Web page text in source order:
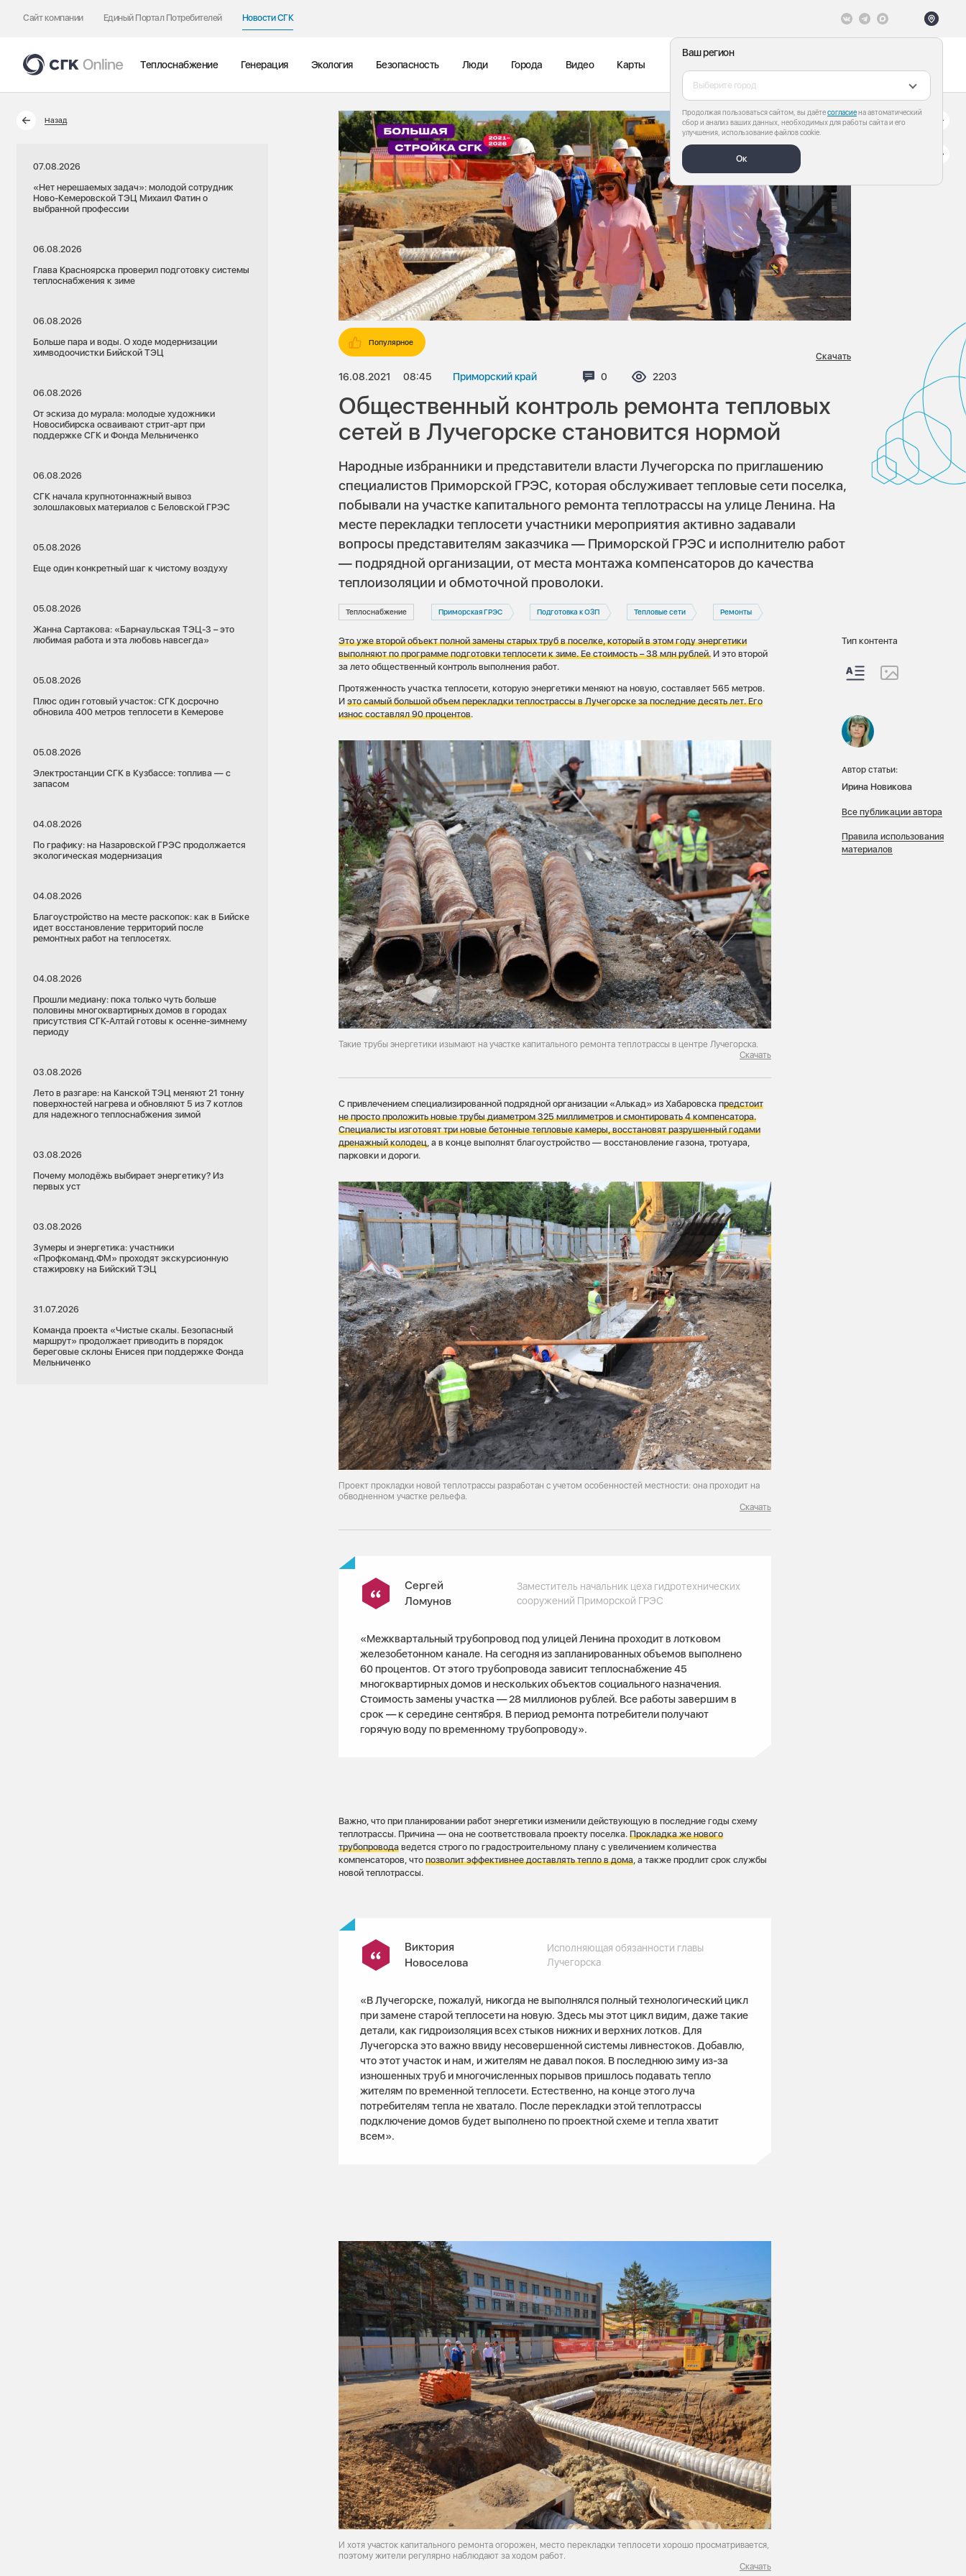
Сайт компании Единый Портал Потребителей Новости СГК
Ваш регион
Выберите город
Продолжая пользоваться сайтом, вы даётесогласиена автоматический
сбор и анализ ваших данных, необходимых для работы сайта и его
улучшения, использование файлов cookie.
Ок
Теплоснабжение Генерация Экология Безопасность Люди Города Видео Карты
Назад
07.08.2026
«Нет нерешаемых задач»: молодой сотрудник
Ново-Кемеровской ТЭЦ Михаил Фатин о
выбранной профессии
06.08.2026
Глава Красноярска проверил подготовку системы
теплоснабжения к зиме
06.08.2026
Больше пара и воды. О ходе модернизации
химводоочистки Бийской ТЭЦ
06.08.2026
От эскиза до мурала: молодые художники
Новосибирска осваивают стрит-арт при
поддержке СГК и Фонда Мельниченко
06.08.2026
СГК начала крупнотоннажный вывоз
золошлаковых материалов с Беловской ГРЭС
05.08.2026
Еще один конкретный шаг к чистому воздуху
05.08.2026
Жанна Сартакова: «Барнаульская ТЭЦ-3 – это
любимая работа и эта любовь навсегда»
05.08.2026
Плюс один готовый участок: СГК досрочно
обновила 400 метров теплосети в Кемерове
05.08.2026
Электростанции СГК в Кузбассе: топлива — с
запасом
04.08.2026
По графику: на Назаровской ГРЭС продолжается
экологическая модернизация
04.08.2026
Благоустройство на месте раскопок: как в Бийске
идет восстановление территорий после
ремонтных работ на теплосетях.
04.08.2026
Прошли медиану: пока только чуть больше
половины многоквартирных домов в городах
присутствия СГК-Алтай готовы к осенне-зимнему
периоду
03.08.2026
Лето в разгаре: на Канской ТЭЦ меняют 21 тонну
поверхностей нагрева и обновляют 5 из 7 котлов
для надежного теплоснабжения зимой
03.08.2026
Почему молодёжь выбирает энергетику? Из
первых уст
03.08.2026
Зумеры и энергетика: участники
«Профкоманд.ФМ» проходят экскурсионную
стажировку на Бийский ТЭЦ
31.07.2026
Команда проекта «Чистые скалы. Безопасный
маршрут» продолжает приводить в порядок
береговые склоны Енисея при поддержке Фонда
Мельниченко
Популярное
16.08.2021 08:45 Приморский край Комментариев:
0 Просмотров:
2203
Скачать
Общественный контроль ремонта тепловых
сетей в Лучегорске становится нормой
Народные избранники и представители власти Лучегорска по приглашению
специалистов Приморской ГРЭС, которая обслуживает тепловые сети поселка,
побывали на участке капитального ремонта теплотрассы на улице Ленина. На
месте перекладки теплосети участники мероприятия активно задавали
вопросы представителям заказчика — Приморской ГРЭС и исполнителю работ
— подрядной организации, от места монтажа компенсаторов до качества
теплоизоляции и обмоточной проволоки.
Теплоснабжение Приморская ГРЭС Подготовка к ОЗП Тепловые сети Ремонты
Это уже второй объект полной замены старых труб в поселке, который в этом году энергетики
выполняют по программе подготовки теплосети к зиме. Ее стоимость – 38 млн рублей. И это второй
за лето общественный контроль выполнения работ.
Протяженность участка теплосети, которую энергетики меняют на новую, составляет 565 метров.
Иэто самый большой объем перекладки теплострассы в Лучегорске за последние десять лет. Его
износ составлял 90 процентов.
Такие трубы энергетики изымают на участке капитального ремонта теплотрассы в центре Лучегорска.
Скачать
С привлечением специализированной подрядной организации «Алькад» из Хабаровска предстоит
не просто проложить новые трубы диаметром 325 миллиметров и смонтировать 4 компенсатора.
Специалисты изготовят три новые бетонные тепловые камеры, восстановят разрушенный годами
дренажный колодец, а в конце выполнят благоустройство — восстановление газона, тротуара,
парковки и дороги.
Проект прокладки новой теплотрассы разработан с учетом особенностей местности: она проходит на
обводненном участке рельефа.
Скачать
Сергей
Ломунов
Заместитель начальник цеха гидротехнических
сооружений Приморской ГРЭС
«Межквартальный трубопровод под улицей Ленина проходит в лотковом
железобетонном канале. На сегодня из запланированных объемов выполнено
60 процентов. От этого трубопровода зависит теплоснабжение 45
многоквартирных домов и нескольких объектов социального назначения.
Стоимость замены участка — 28 миллионов рублей. Все работы завершим в
срок — к середине сентября. В период ремонта потребители получают
горячую воду по временному трубопроводу».
Важно, что при планировании работ энергетики изменили действующую в последние годы схему
теплотрассы. Причина — она не соответствовала проекту поселка.Прокладка же нового
трубопровода ведется строго по градостроительному плану с увеличением количества
компенсаторов, чтопозволит эффективнее доставлять тепло в дома , а также продлит срок службы
новой теплотрассы.
Виктория
Новоселова
Исполняющая обязанности главы
Лучегорска
«В Лучегорске, пожалуй, никогда не выполнялся полный технологический цикл
при замене старой теплосети на новую. Здесь мы этот цикл видим, даже такие
детали, как гидроизоляция всех стыков нижних и верхних лотков. Для
Лучегорска это важно ввиду несовершенной системы ливнестоков. Добавлю,
что этот участок и нам, и жителям не давал покоя. В последнюю зиму из-за
изношенных труб и многочисленных порывов пришлось подавать тепло
жителям по временной теплосети. Естественно, на конце этого луча
потребителям тепла не хватало. После перекладки этой теплотрассы
подключение домов будет выполнено по проектной схеме и тепла хватит
всем».
И хотя участок капитального ремонта огорожен, место перекладки теплосети хорошо просматривается,
поэтому жители регулярно наблюдают за ходом работ.
Скачать
Тип контента
Автор статьи:
Ирина Новикова
Все публикации автора
Правила использования
материалов